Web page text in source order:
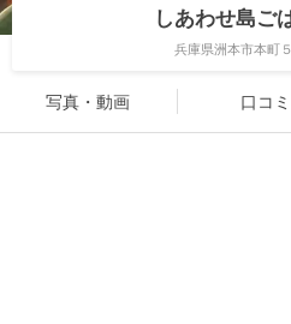
しあわせ島ご
兵庫県洲本市本町
写真・動画 口コミ